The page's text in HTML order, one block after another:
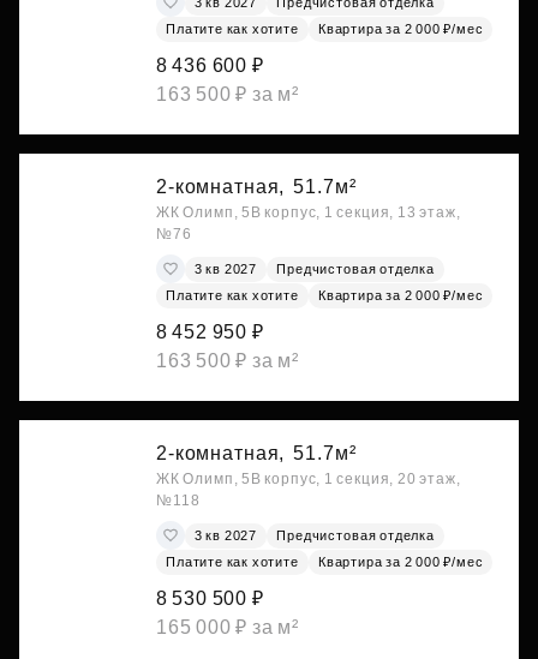
Платите как хотите
Квартира за 2 000 ₽/мес
8 436 600 ₽
163 500 ₽ за м²
2-комнатная, 51.7м²
ЖК Олимп, 5В корпус, 1 секция, 13 этаж,
№76
3 кв 2027
Предчистовая отделка
Платите как хотите
Квартира за 2 000 ₽/мес
8 452 950 ₽
163 500 ₽ за м²
2-комнатная, 51.7м²
ЖК Олимп, 5В корпус, 1 секция, 20 этаж,
№118
3 кв 2027
Предчистовая отделка
Платите как хотите
Квартира за 2 000 ₽/мес
8 530 500 ₽
165 000 ₽ за м²